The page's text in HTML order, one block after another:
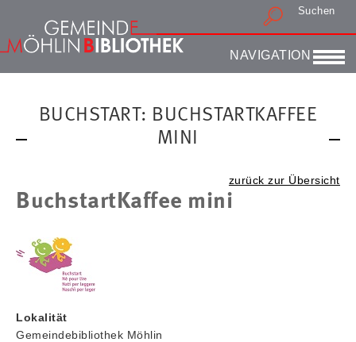
Druckansicht
Suchen
NAVIGATION
BUCHSTART: BUCHSTARTKAFFEE
MINI
zurück zur Übersicht
BuchstartKaffee mini
Lokalität
Gemeindebibliothek Möhlin